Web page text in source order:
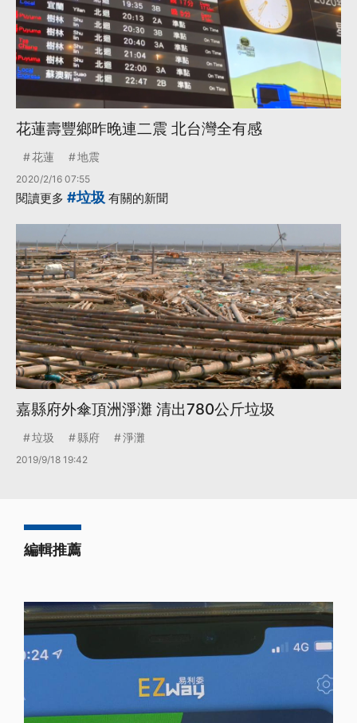
花蓮壽豐鄉昨晚連二震 北台灣全有感
花蓮 地震
2020/2/16 07:55
閱讀更多 #垃圾 有關的新聞
嘉縣府外傘頂洲淨灘 清出780公斤垃圾
垃圾 縣府 淨灘
2019/9/18 19:42
編輯推薦